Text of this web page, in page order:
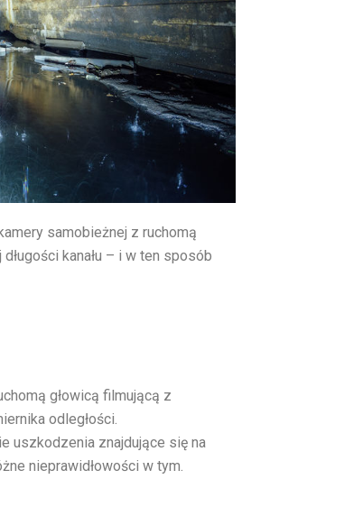
samobieżnej z ruchomą
kanału – i w ten sposób
głowicą filmującą z
odległości.
uszkodzenia znajdujące się na
nieprawidłowości w tym.